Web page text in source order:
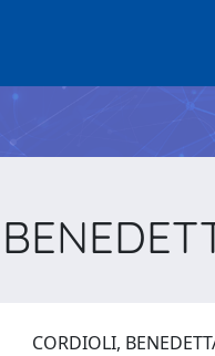
CORDIOLI,